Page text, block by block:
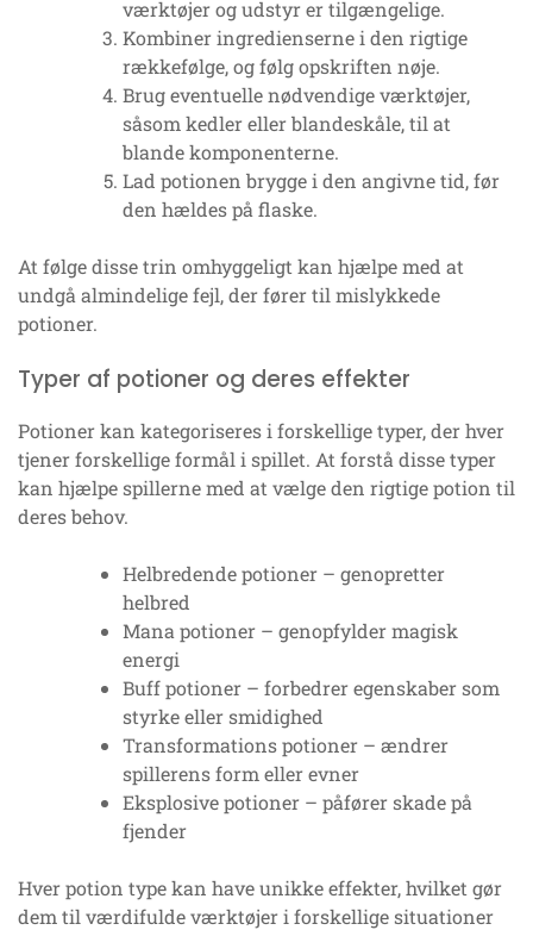
værktøjer og udstyr er tilgængelige.
Kombiner ingredienserne i den rigtige
rækkefølge, og følg opskriften nøje.
Brug eventuelle nødvendige værktøjer,
såsom kedler eller blandeskåle, til at
blande komponenterne.
Lad potionen brygge i den angivne tid, før
den hældes på flaske.
At følge disse trin omhyggeligt kan hjælpe med at
undgå almindelige fejl, der fører til mislykkede
potioner.
Typer af potioner og deres effekter
Potioner kan kategoriseres i forskellige typer, der hver
tjener forskellige formål i spillet. At forstå disse typer
kan hjælpe spillerne med at vælge den rigtige potion til
deres behov.
Helbredende potioner – genopretter
helbred
Mana potioner – genopfylder magisk
energi
Buff potioner – forbedrer egenskaber som
styrke eller smidighed
Transformations potioner – ændrer
spillerens form eller evner
Eksplosive potioner – påfører skade på
fjender
Hver potion type kan have unikke effekter, hvilket gør
dem til værdifulde værktøjer i forskellige situationer